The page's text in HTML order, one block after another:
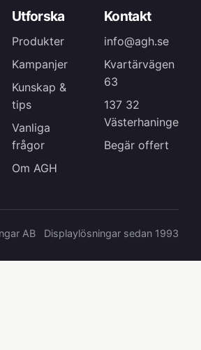
Utforska
Produkter
Kampanjer
Kunskap &
tips
Vanliga
frågor
Om AGH
Kontakt
info@agh.se
Kvartärvägen
63
137 32
Västerhaninge
Begär offert
AB Displaylösningar sedan 1993